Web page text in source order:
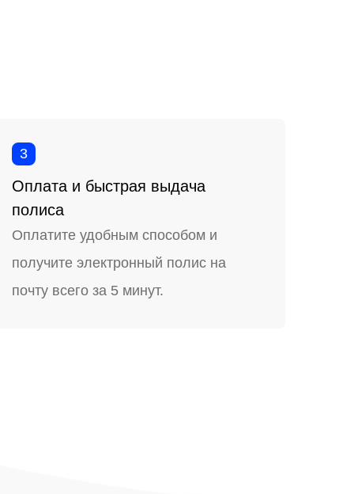
3
Оплата и быстрая выдача
полиса
Оплатите удобным способом и
получите электронный полис на
почту всего за 5 минут.